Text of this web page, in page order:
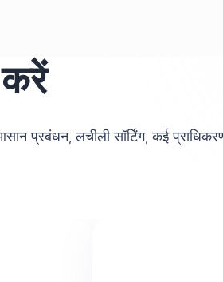
करें
प्रबंधन, लचीली सॉर्टिंग, कई